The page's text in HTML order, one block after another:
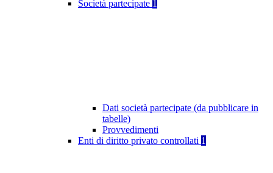
Società partecipate 1
Dati società partecipate (da pubblicare in
tabelle)
Provvedimenti
Enti di diritto privato controllati 1